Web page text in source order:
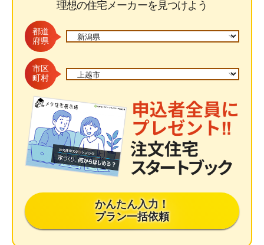
理想の住宅メーカーを見つけよう
都道
府県
市区
町村
かんたん入力！
プラン一括依頼